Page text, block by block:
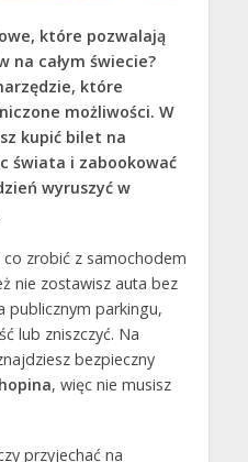
które pozwalają
na całym świecie?
które
możliwości. W
kupić bilet na
świata i zabookować
wyruszyć w
zrobić z samochodem
nie zostawisz auta bez
publicznym parkingu,
lub zniszczyć. Na
bezpieczny
, więc nie musisz
przyjechać na